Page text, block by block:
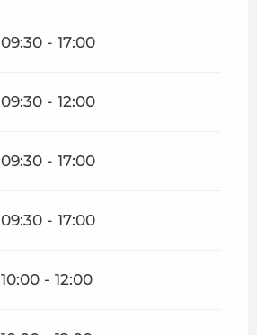
09:30 - 17:00
09:30 - 12:00
09:30 - 17:00
09:30 - 17:00
10:00 - 12:00